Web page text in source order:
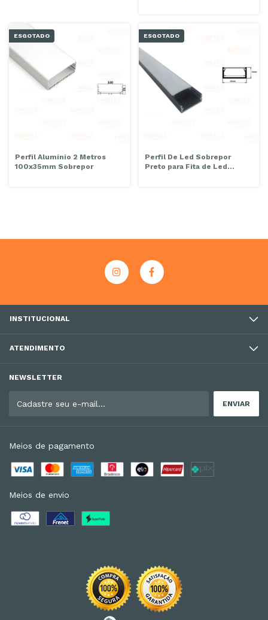
ESGOTADO
Perfil Alumínio 2 Metros
100x35mm Sobrepor
ESGOTADO
Perfil De Led Sobrepor
Preto para Fita de Led
INSTITUCIONAL
ATENDIMENTO
NEWSLETTER
Meios de pagamento
Meios de envio